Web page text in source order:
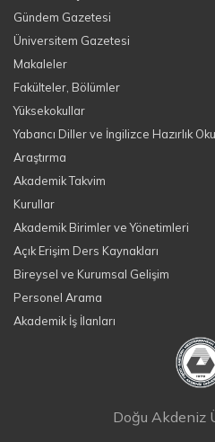
Gündem Gazetesi
Üniversitem Gazetesi
Makaleler
Fakülteler, Bölümler
Yüksekokullar
Yabancı Diller ve İngilizce Hazırlık
Araştırma
Akademik Takvim
Kurullar
Akademik Birimler ve Yönetimleri
Açık Erişim Ders Kaynakları
Bireysel ve Kurumsal Gelişim
Personel Arama
Akademik İş İlanları
Doğu Akdeniz